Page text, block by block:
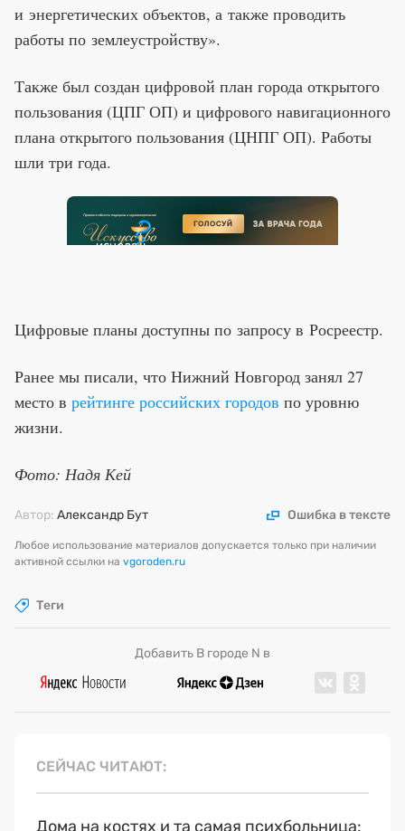
и энергетических объектов, а также проводить
работы по землеустройству».
Также был создан цифровой план города открытого
пользования (ЦПГ ОП) и цифрового навигационного
плана открытого пользования (ЦНПГ ОП). Работы
шли три года.
Цифровые планы доступны по запросу в Росреестр.
Ранее мы писали, что Нижний Новгород занял 27
место в рейтинге российских городов по уровню
жизни.
Фото: Надя Кей
Автор: Александр Бут Ошибка в тексте
Любое использование материалов допускается только при наличии
активной ссылки на vgoroden.ru
Теги
Добавить В городе N в
СЕЙЧАС ЧИТАЮТ
Дома на костях и та самая психбольница: